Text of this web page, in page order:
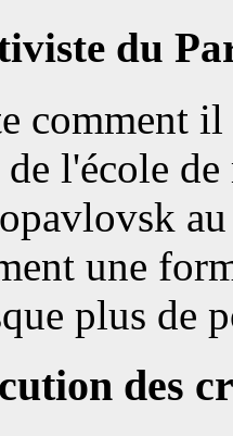
du
comment
de l'école
une
plus de
des